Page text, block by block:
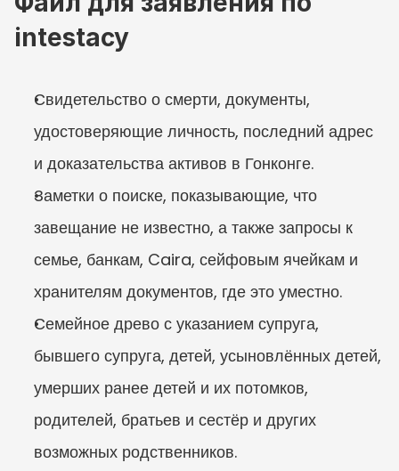
intestacy
Свидетельство о смерти, документы,
удостоверяющие личность, последний адрес
и доказательства активов в Гонконге.
Заметки о поиске, показывающие, что
завещание не известно, а также запросы к
семье, банкам, Caira, сейфовым ячейкам и
хранителям документов, где это уместно.
Семейное древо с указанием супруга,
бывшего супруга, детей, усыновлённых детей,
умерших ранее детей и их потомков,
родителей, братьев и сестёр и других
возможных родственников.